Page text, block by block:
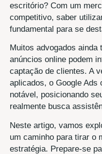
escritório? Com um
competitivo, saber
fundamental para se
Muitos advogados
anúncios online podem
captação de clientes. A
aplicados, o Google Ads
notável, posicionando
realmente busca
Neste artigo, vamos
um caminho para tirar o
estratégia. Prepare-se